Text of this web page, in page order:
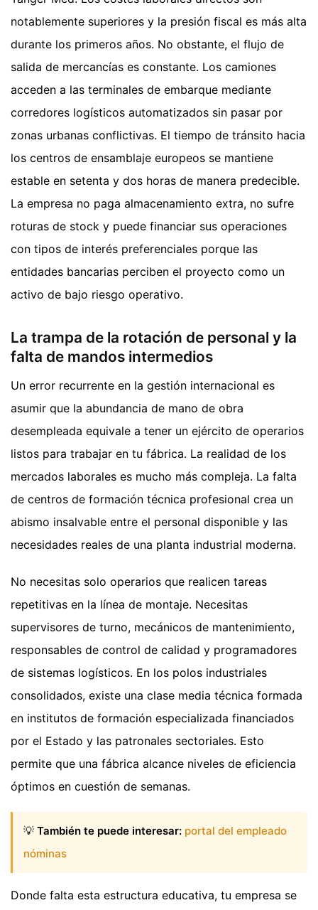
notablemente superiores y la presión fiscal es más alta
durante los primeros años. No obstante, el flujo de
salida de mercancías es constante. Los camiones
acceden a las terminales de embarque mediante
corredores logísticos automatizados sin pasar por
zonas urbanas conflictivas. El tiempo de tránsito hacia
los centros de ensamblaje europeos se mantiene
estable en setenta y dos horas de manera predecible.
La empresa no paga almacenamiento extra, no sufre
roturas de stock y puede financiar sus operaciones
con tipos de interés preferenciales porque las
entidades bancarias perciben el proyecto como un
activo de bajo riesgo operativo.
La trampa de la rotación de personal y la
falta de mandos intermedios
Un error recurrente en la gestión internacional es
asumir que la abundancia de mano de obra
desempleada equivale a tener un ejército de operarios
listos para trabajar en tu fábrica. La realidad de los
mercados laborales es mucho más compleja. La falta
de centros de formación técnica profesional crea un
abismo insalvable entre el personal disponible y las
necesidades reales de una planta industrial moderna.
No necesitas solo operarios que realicen tareas
repetitivas en la línea de montaje. Necesitas
supervisores de turno, mecánicos de mantenimiento,
responsables de control de calidad y programadores
de sistemas logísticos. En los polos industriales
consolidados, existe una clase media técnica formada
en institutos de formación especializada financiados
por el Estado y las patronales sectoriales. Esto
permite que una fábrica alcance niveles de eficiencia
óptimos en cuestión de semanas.
💡 También te puede interesar: portal del empleado
nóminas
Donde falta esta estructura educativa, tu empresa se